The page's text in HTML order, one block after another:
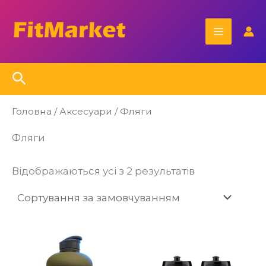
вмісту
Menu
Пошук
Головна /Аксесуари / Фляги
Фляги
Відображаються усі з 2 результатів